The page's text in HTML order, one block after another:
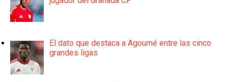
El dato que destaca a Agoumé entre las cinco
grandes ligas